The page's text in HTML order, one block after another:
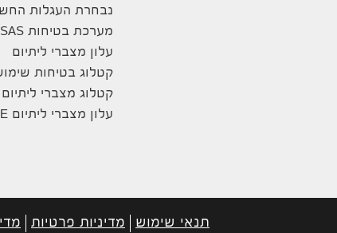
נבחרת העגלות
מערכת בטיחות SAS
עלון מצברי ליתיום
קטלוג בטיחות
קטלוג מצברי ליתיום
עלון מצברי ליתיום ENELORE
תנאי שימוש מדיניות פרטיות